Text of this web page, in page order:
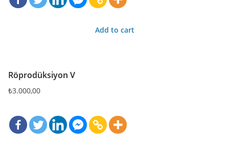
Add to cart
Röprodüksiyon V
₺3.000,00